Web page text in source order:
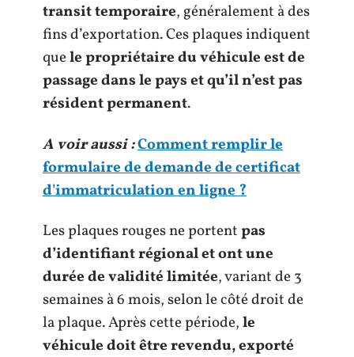
transit temporaire, généralement à des
fins d’exportation. Ces plaques indiquent
quele propriétaire du véhicule est de
passage dans le pays et qu’il n’est pas
résident permanent.
A voir aussi :Comment remplir le
formulaire de demande de certificat
d'immatriculation en ligne ?
Les plaques rouges ne portentpas
d’identifiant régional et ont une
durée de validité limitée, variant de 3
semaines à 6 mois, selon le côté droit de
la plaque. Après cette période,le
véhicule doit être revendu, exporté